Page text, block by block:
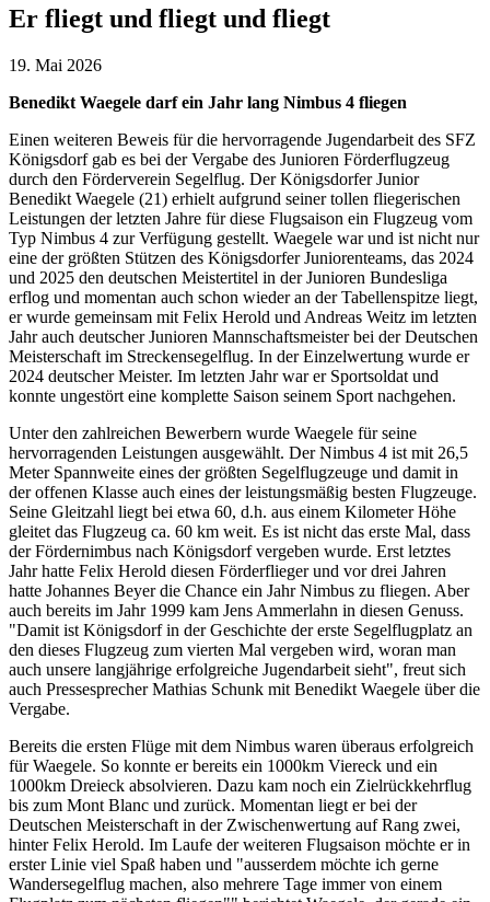
Er fliegt und fliegt und fliegt
19. Mai 2026
Benedikt Waegele darf ein Jahr lang Nimbus 4 fliegen
Einen weiteren Beweis für die hervorragende Jugendarbeit des SFZ
Königsdorf gab es bei der Vergabe des Junioren Förderflugzeug
durch den Förderverein Segelflug. Der Königsdorfer Junior
Benedikt Waegele (21) erhielt aufgrund seiner tollen fliegerischen
Leistungen der letzten Jahre für diese Flugsaison ein Flugzeug vom
Typ Nimbus 4 zur Verfügung gestellt. Waegele war und ist nicht nur
eine der größten Stützen des Königsdorfer Juniorenteams, das 2024
und 2025 den deutschen Meistertitel in der Junioren Bundesliga
erflog und momentan auch schon wieder an der Tabellenspitze liegt,
er wurde gemeinsam mit Felix Herold und Andreas Weitz im letzten
Jahr auch deutscher Junioren Mannschaftsmeister bei der Deutschen
Meisterschaft im Streckensegelflug. In der Einzelwertung wurde er
2024 deutscher Meister. Im letzten Jahr war er Sportsoldat und
konnte ungestört eine komplette Saison seinem Sport nachgehen.
Unter den zahlreichen Bewerbern wurde Waegele für seine
hervorragenden Leistungen ausgewählt. Der Nimbus 4 ist mit 26,5
Meter Spannweite eines der größten Segelflugzeuge und damit in
der offenen Klasse auch eines der leistungsmäßig besten Flugzeuge.
Seine Gleitzahl liegt bei etwa 60, d.h. aus einem Kilometer Höhe
gleitet das Flugzeug ca. 60 km weit. Es ist nicht das erste Mal, dass
der Fördernimbus nach Königsdorf vergeben wurde. Erst letztes
Jahr hatte Felix Herold diesen Förderflieger und vor drei Jahren
hatte Johannes Beyer die Chance ein Jahr Nimbus zu fliegen. Aber
auch bereits im Jahr 1999 kam Jens Ammerlahn in diesen Genuss.
"Damit ist Königsdorf in der Geschichte der erste Segelflugplatz an
den dieses Flugzeug zum vierten Mal vergeben wird, woran man
auch unsere langjährige erfolgreiche Jugendarbeit sieht", freut sich
auch Pressesprecher Mathias Schunk mit Benedikt Waegele über die
Vergabe.
Bereits die ersten Flüge mit dem Nimbus waren überaus erfolgreich
für Waegele. So konnte er bereits ein 1000km Viereck und ein
1000km Dreieck absolvieren. Dazu kam noch ein Zielrückkehrflug
bis zum Mont Blanc und zurück. Momentan liegt er bei der
Deutschen Meisterschaft in der Zwischenwertung auf Rang zwei,
hinter Felix Herold. Im Laufe der weiteren Flugsaison möchte er in
erster Linie viel Spaß haben und "ausserdem möchte ich gerne
Wandersegelflug machen, also mehrere Tage immer von einem